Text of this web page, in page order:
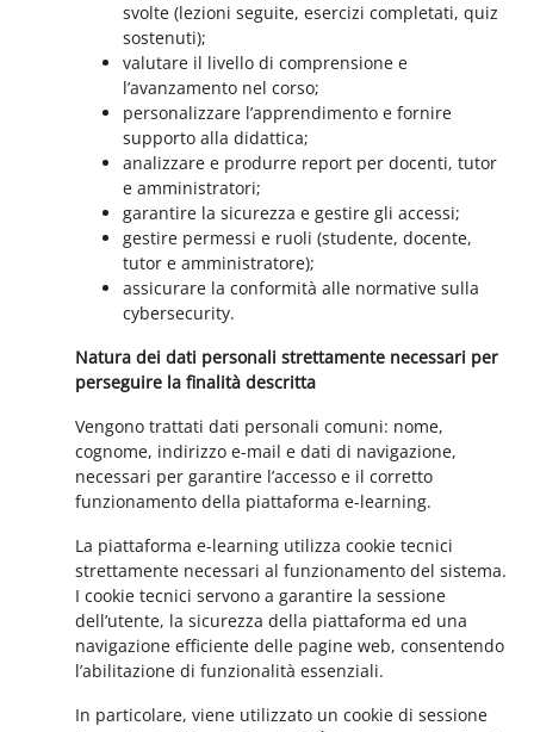
svolte (lezioni seguite, esercizi completati, quiz
sostenuti);
valutare il livello di comprensione e
l’avanzamento nel corso;
personalizzare l’apprendimento e fornire
supporto alla didattica;
analizzare e produrre report per docenti, tutor
e amministratori;
garantire la sicurezza e gestire gli accessi;
gestire permessi e ruoli (studente, docente,
tutor e amministratore);
assicurare la conformità alle normative sulla
cybersecurity.
Natura dei dati personali strettamente necessari per
perseguire la finalità descritta
Vengono trattati dati personali comuni: nome,
cognome, indirizzo e-mail e dati di navigazione,
necessari per garantire l’accesso e il corretto
funzionamento della piattaforma e-learning.
La piattaforma e-learning utilizza cookie tecnici
strettamente necessari al funzionamento del sistema.
I cookie tecnici servono a garantire la sessione
dell’utente, la sicurezza della piattaforma ed una
navigazione efficiente delle pagine web, consentendo
l’abilitazione di funzionalità essenziali.
In particolare, viene utilizzato un cookie di sessione